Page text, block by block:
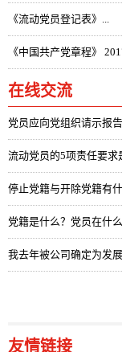
《流动党员登记表》...
《中国共产党章程》
在线交流
党员应向党组织请示报
流动党员的5项责任要求
停止党籍与开除党籍有
党籍是什么？党员在什
我去年被公司确定为发
友情链接